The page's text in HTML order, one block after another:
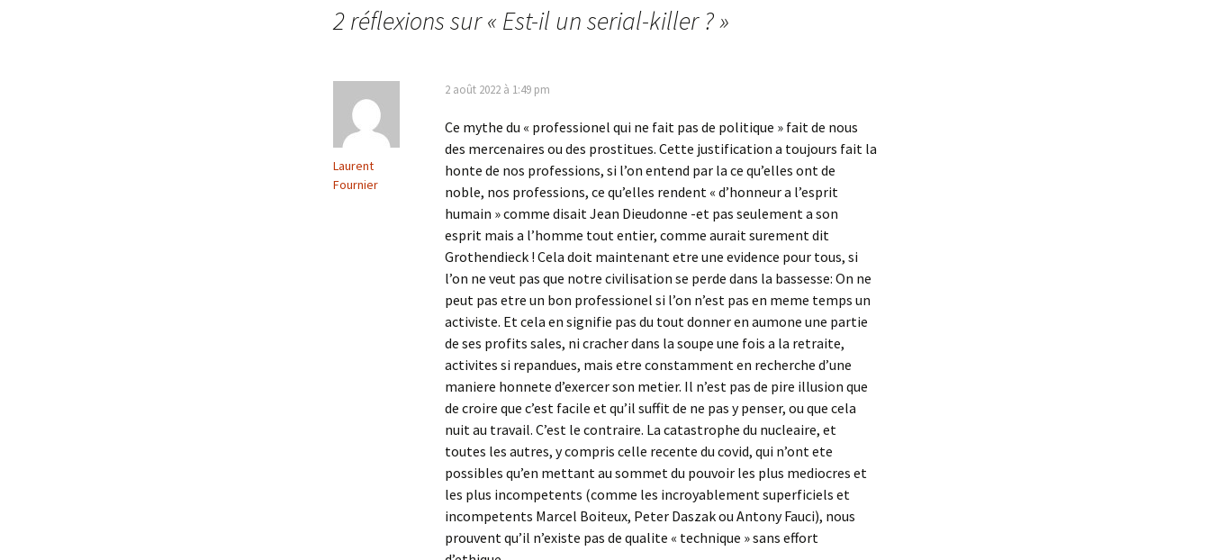
2 réflexions sur « Est-il un serial-killer ?»
Laurent
Fournier
2 août 2022 à 1:49 pm
Ce mythe du « professionel qui ne fait pas de politique » fait de nous
des mercenaires ou des prostitues. Cette justification a toujours fait la
honte de nos professions, si l’on entend par la ce qu’elles ont de
noble, nos professions, ce qu’elles rendent « d’honneur a l’esprit
humain » comme disait Jean Dieudonne -et pas seulement a son
esprit mais a l’homme tout entier, comme aurait surement dit
Grothendieck ! Cela doit maintenant etre une evidence pour tous, si
l’on ne veut pas que notre civilisation se perde dans la bassesse: On ne
peut pas etre un bon professionel si l’on n’est pas en meme temps un
activiste. Et cela en signifie pas du tout donner en aumone une partie
de ses profits sales, ni cracher dans la soupe une fois a la retraite,
activites si repandues, mais etre constamment en recherche d’une
maniere honnete d’exercer son metier. Il n’est pas de pire illusion que
de croire que c’est facile et qu’il suffit de ne pas y penser, ou que cela
nuit au travail. C’est le contraire. La catastrophe du nucleaire, et
toutes les autres, y compris celle recente du covid, qui n’ont ete
possibles qu’en mettant au sommet du pouvoir les plus mediocres et
les plus incompetents (comme les incroyablement superficiels et
incompetents Marcel Boiteux, Peter Daszak ou Antony Fauci), nous
prouvent qu’il n’existe pas de qualite « technique » sans effort